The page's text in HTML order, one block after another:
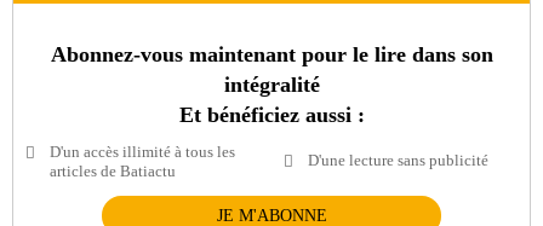
Abonnez-vous maintenant pour le lire dans son
intégralité
Et bénéficiez aussi :
D'un accès illimité à tous les
articles de Batiactu
D'une lecture sans publicité
JE M'ABONNE